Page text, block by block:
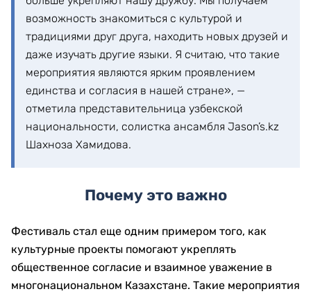
возможность знакомиться с культурой и
традициями друг друга, находить новых друзей и
даже изучать другие языки. Я считаю, что такие
мероприятия являются ярким проявлением
единства и согласия в нашей стране», —
отметила представительница узбекской
национальности, солистка ансамбля Jason’s.kz
Шахноза Хамидова.
Почему это важно
Фестиваль стал еще одним примером того, как
культурные проекты помогают укреплять
общественное согласие и взаимное уважение в
многонациональном Казахстане. Такие мероприятия